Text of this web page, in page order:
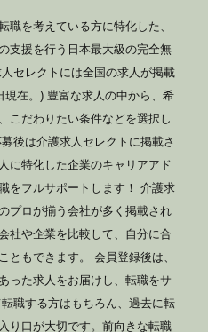
職を考えている方に特化した、
支援を行う日本最大級の完全無
セレクトには全国の求人が掲載
現在。) 豊富な求人の中から、希
こだわりたい条件などを選択し
後は介護求人セレクトに掲載さ
に特化した企業のキャリアアド
をフルサポートします！ 介護求
プロが揃う会社が多く掲載され
社や企業を比較して、自分に合
ともできます。 会員登録後は、
った求人をお届けし、転職をサ
職する方はもちろん、過去に転
り口が大切です。前向きな転職